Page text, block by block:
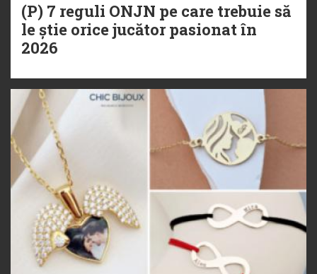
(P) 7 reguli ONJN pe care trebuie să
le știe orice jucător pasionat în
2026